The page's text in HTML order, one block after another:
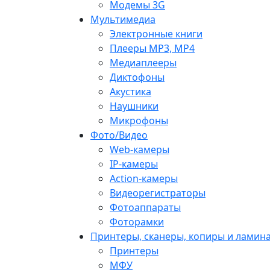
Модемы 3G
Мультимедиа
Электронные книги
Плееры MP3, MP4
Медиаплееры
Диктофоны
Акустика
Наушники
Микрофоны
Фото/Видео
Web-камеры
IP-камеры
Action-камеры
Видеорегистраторы
Фотоаппараты
Фоторамки
Принтеры, сканеры, копиры и
Принтеры
МФУ